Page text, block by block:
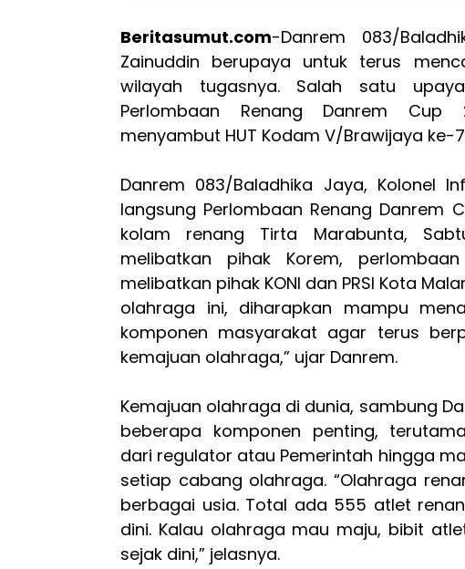
Beritasumut.com-Danrem 083/
Zainuddin berupaya untuk terus
wilayah tugasnya. Salah satu
Perlombaan Renang Danrem Cup
menyambut HUT Kodam V/Brawijaya ke-
Danrem 083/Baladhika Jaya, Kolonel
langsung Perlombaan Renang Danrem
kolam renang Tirta Marabunta,
melibatkan pihak Korem,
melibatkan pihak KONI dan PRSI Kota
olahraga ini, diharapkan mampu
komponen masyarakat agar terus
kemajuan olahraga,” ujar Danrem.
Kemajuan olahraga di dunia, sambung
beberapa komponen penting,
dari regulator atau Pemerintah hingga
setiap cabang olahraga. “Olahraga
berbagai usia. Total ada 555 atlet
dini. Kalau olahraga mau maju, bibit
sejak dini,” jelasnya.